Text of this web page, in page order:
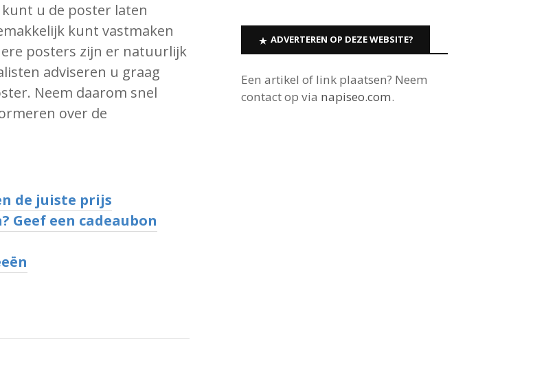
u de poster laten
kunt vastmaken
posters zijn er natuurlijk
adviseren u graag
Neem daarom snel
over de
de juiste prijs
Geef een cadeaubon
ADVERTEREN OP DEZE WEBSITE?
Een artikel of link plaatsen? Neem
contact op via napiseo.com.